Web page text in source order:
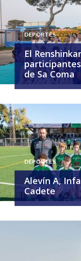
DEPORTES
El
de Sa Coma
DEPORTES
Alevín A,
Cadete